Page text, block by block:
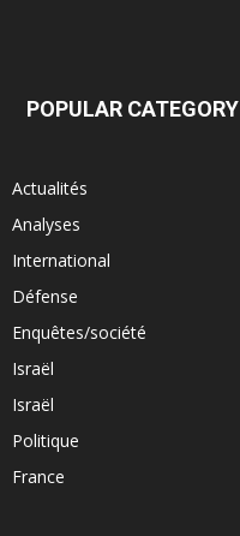
POPULAR CATEGORY
Actualités
Analyses
International
Défense
Enquêtes/société
Israël
Israël
Politique
France